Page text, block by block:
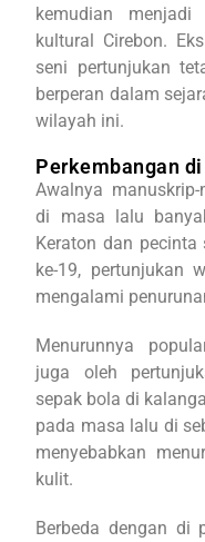
kemudian
kultural Cirebon.
seni pertunjukan
berperan dalam
wilayah ini.
Perkembangan
Awalnya
di masa lalu
Keraton dan
ke-19, pertunjukan
mengalami
Menurunnya
juga oleh
sepak bola di
pada masa lalu di
menyebabkan
kulit.
Berbeda dengan di